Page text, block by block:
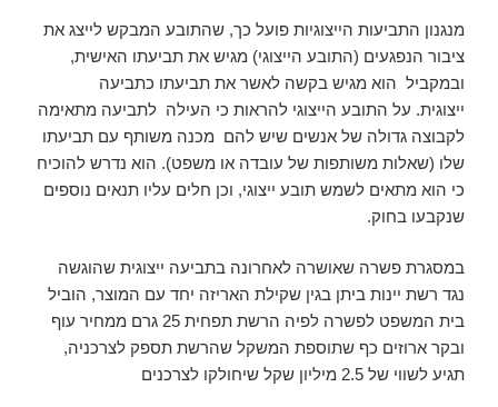
מנגנון התביעות הייצוגיות פועל כך, שהתובע המבקש לייצג את
ציבור הנפגעים (התובע הייצוגי) מגיש את תביעתו האישית,
ובמקביל הוא מגיש בקשה לאשר את תביעתו כתביעה
ייצוגית. על התובע הייצוגי להראות כי העילה לתביעה מתאימה
לקבוצה גדולה של אנשים שיש להם מכנה משותף עם תביעתו
שלו (שאלות משותפות של עובדה או משפט). הוא נדרש להוכיח
כי הוא מתאים לשמש תובע ייצוגי, וכן חלים עליו תנאים נוספים
שנקבעו בחוק.
במסגרת פשרה שאושרה לאחרונה בתביעה ייצוגית שהוגשה
נגד רשת יינות ביתן בגין שקילת האריזה יחד עם המוצר, הוביל
בית המשפט לפשרה לפיה הרשת תפחית 25 גרם ממחיר עוף
ובקר ארוזים כף שתוספת המשקל שהרשת תספק לצרכניה,
תגיע לשווי של 2.5 מיליון שקל שיחולקו לצרכנים